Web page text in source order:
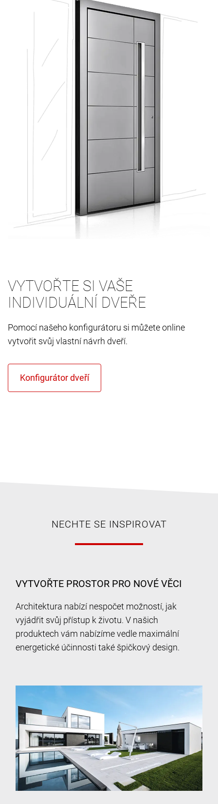
VYTVOŘTE SI VAŠE
INDIVIDUÁLNÍ DVEŘE
Pomocí našeho konfigurátoru si můžete online
vytvořit svůj vlastní návrh dveří.
NECHTE SE INSPIROVAT
VYTVOŘTE PROSTOR PRO NOVÉ VĚCI
Architektura nabízí nespočet možností, jak
vyjádřit svůj přístup k životu. V našich
produktech vám nabízíme vedle maximální
energetické účinnosti také špičkový design.